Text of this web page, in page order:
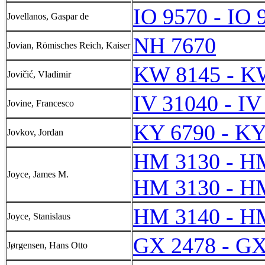
Jovellanos, Gaspar de IO 9570 - IO
Jovian, Römisches Reich, Kaiser NH 7670
Jovičić, Vladimir KW 8145 -
Jovine, Francesco IV 31040 - IV
Jovkov, Jordan KY 6790 -
Joyce, James M.
HM 3130 -
HM 3130 -
Joyce, Stanislaus HM 3140 -
Jørgensen, Hans Otto GX 2478 -